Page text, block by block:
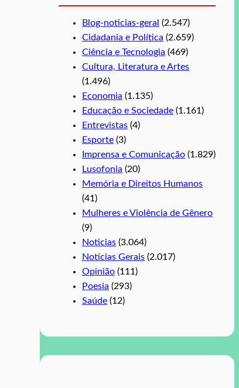
Blog-noticias-geral (2.547)
Cidadania e Política (2.659)
Ciência e Tecnologia (469)
Cultura, Literatura e Artes
(1.496)
Economia (1.135)
Educação e Sociedade (1.161)
Entrevistas (4)
Esporte (3)
Imprensa e Comunicação (1.829)
Lusofonia (20)
Memória e Direitos Humanos
(41)
Mulheres e Violência de Gênero
(9)
Noticias (3.064)
Notícias Gerais (2.017)
Opinião (111)
Poesia (293)
Saúde (12)